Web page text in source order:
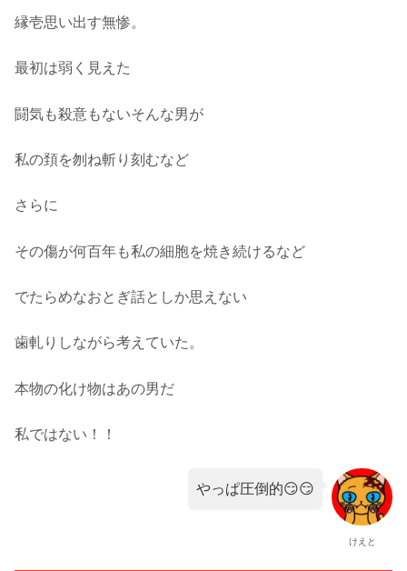
縁壱思い出す無惨。
最初は弱く見えた
闘気も殺意もないそんな男が
私の頚を刎ね斬り刻むなど
さらに
その傷が何百年も私の細胞を焼き続けるなど
でたらめなおとぎ話としか思えない
歯軋りしながら考えていた。
本物の化け物はあの男だ
私ではない！！
けえと
やっぱ圧倒的😏😏